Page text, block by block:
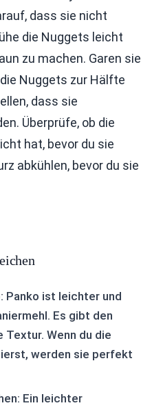
dass sie nicht
die Nuggets leicht
zu machen. Garen sie
Nuggets zur Hälfte
dass sie
Überprüfe, ob die
hat, bevor du sie
abkühlen, bevor du sie
Panko ist leichter und
Es gibt den
Wenn du die
werden sie perfekt
Ein leichter